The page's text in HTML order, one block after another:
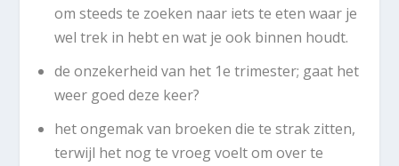
om steeds te zoeken naar iets te eten waar je
wel trek in hebt en wat je ook binnen houdt.
de onzekerheid van het 1e trimester; gaat het
weer goed deze keer?
het ongemak van broeken die te strak zitten,
terwijl het nog te vroeg voelt om over te